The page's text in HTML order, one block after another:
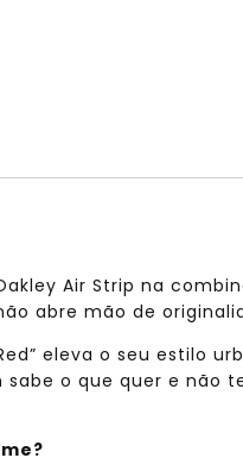
Air Strip na
abre mão de
eleva o seu estilo
o que quer e não